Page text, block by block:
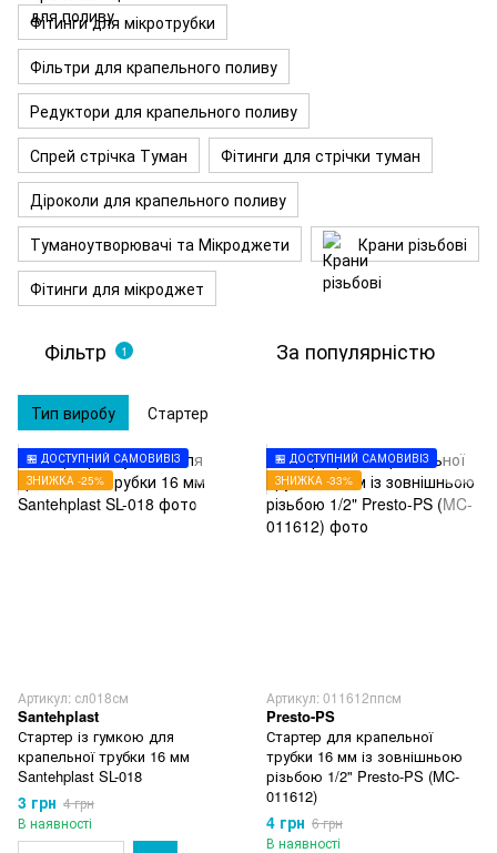
Фітинги для мікротрубки
Фільтри для крапельного поливу
Редуктори для крапельного поливу
Спрей стрічка Туман
Фітинги для стрічки туман
Діроколи для крапельного поливу
Туманоутворювачі та Мікроджети
Крани різьбові
Фітинги для мікроджет
Фільтр 1 За популярністю
Тип виробу Стартер
🏪 ДОСТУПНИЙ САМОВИВІЗ
ЗНИЖКА -25%
Артикул: сл018см
Santehplast
Стартер із гумкою для
крапельної трубки 16 мм
Santehplast SL-018
3 грн 4 грн
В наявності
🏪 ДОСТУПНИЙ САМОВИВІЗ
ЗНИЖКА -33%
Артикул: 011612ппсм
Presto-PS
Стартер для крапельної
трубки 16 мм із зовнішньою
різьбою 1/2" Presto-PS (MC-
011612)
4 грн 6 грн
В наявності